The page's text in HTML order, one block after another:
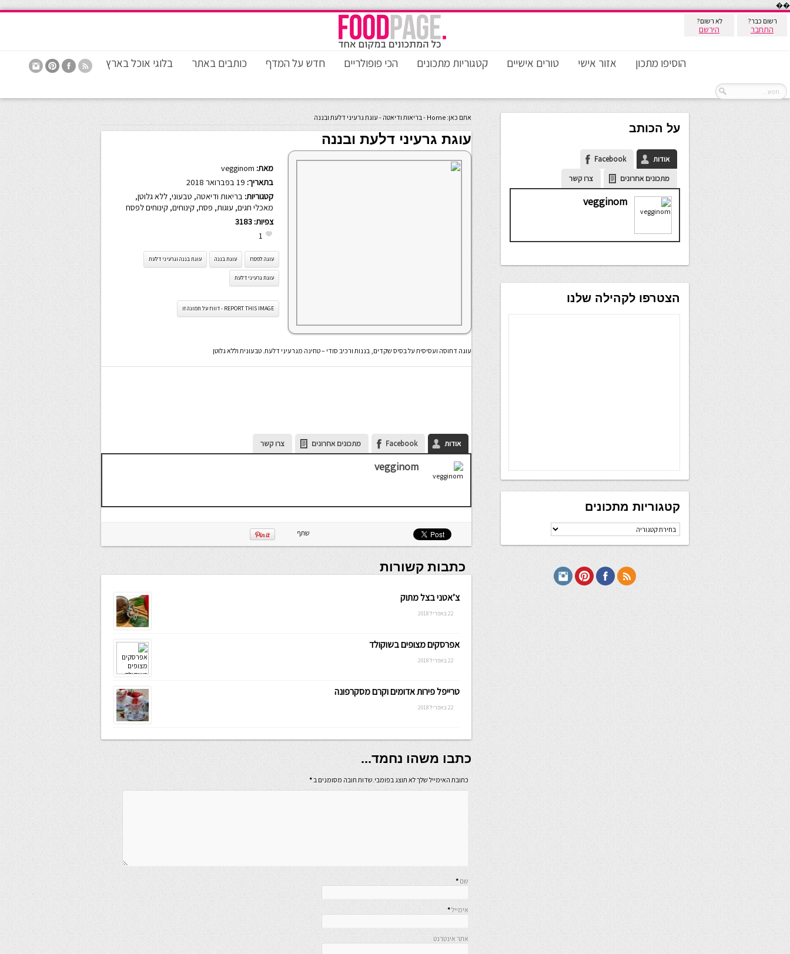
��
רשום כבר?
התחבר
לא רשום?
הירשם
הוסיפו מתכון אזור אישי טורים אישיים קטגוריות מתכונים הכי פופולריים חדש על המדף כותבים באתר בלוגי אוכל בארץ
אתם כאן: Home
-בריאות ודיאטה - עוגת גרעיני דלעת ובננה
עוגת גרעיני דלעת ובננה
מאת: vegginom
בתאריך:
קטגוריות: בריאות ודיאטה, טבעוני, ללא גלוטן,
מאכלי חגים, עוגות, פסח, קינוחים, קינוחים לפסח
צפיות: 3183
1
עוגה לפסח עוגת בננה עוגת בננה וגרעיני דלעת
עוגת גרעיני דלעת
REPORT THIS IMAGE - דווח על תמונה זו
עוגה דחוסה ועסיסית על בסיס שקדים, בננות ורכיב סודי – טחינה מגרעיני דלעת. טבעונית וללא גלוטן
אודות Facebook מתכונים אחרונים צרו קשר
vegginom
שתף
כתבות קשורות
צ’אטני בצל מתוק
22 באפריל 2018
אפרסקים מצופים בשוקולד
22 באפריל 2018
טרייפל פירות אדומים וקרם מסקרפונה
22 באפריל 2018
כתבו משהו נחמד...
כתובת האימייל שלך לא תוצג בפומבי.שדות חובה מסומנים ב*
שם *
אימייל*
אתר אינטרנט
על הכותב
אודות
Facebook
מתכונים אחרונים
צרו קשר
vegginom
הצטרפו לקהילה שלנו
קטגוריות מתכונים
קטגוריות
מתכונים